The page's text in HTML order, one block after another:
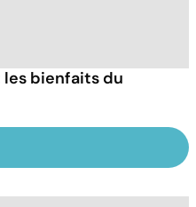
les bienfaits du